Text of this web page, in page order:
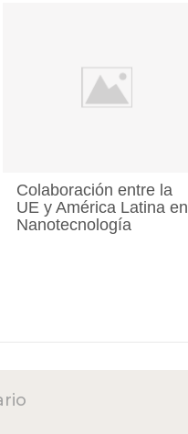
Colaboración entre la
UE y América Latina en
Nanotecnología